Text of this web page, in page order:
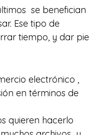
se benefician
Ese tipo de
tiempo, y dar pie
electrónico ,
en términos de
quieren hacerlo